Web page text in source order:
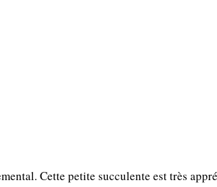
Cette petite succulente est très